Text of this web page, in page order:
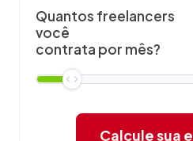
Quantos freelancers
você
contrata por mês?
Calcule sua